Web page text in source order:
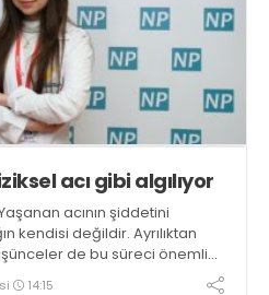
acı gibi algılıyor
acının şiddetini
kendisi değildir. Ayrılıktan
de bu süreci önemli
14:15